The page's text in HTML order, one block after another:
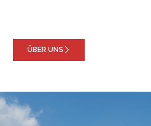
ÜBER UNS